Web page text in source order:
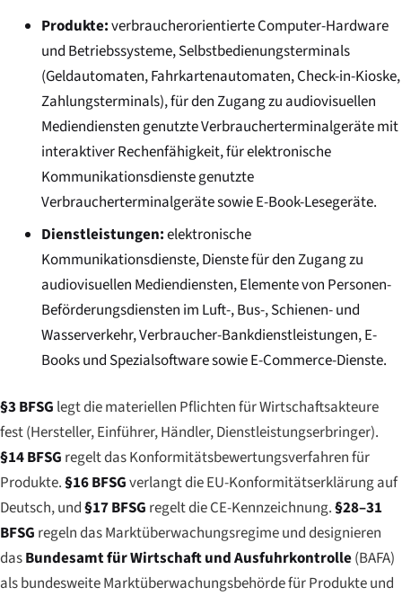
Produkte:verbraucherorientierte Computer-Hardware
und Betriebssysteme, Selbstbedienungsterminals
(Geldautomaten, Fahrkartenautomaten, Check-in-Kioske,
Zahlungsterminals), für den Zugang zu audiovisuellen
Mediendiensten genutzte Verbraucherterminalgeräte mit
interaktiver Rechenfähigkeit, für elektronische
Kommunikationsdienste genutzte
Verbraucherterminalgeräte sowie E-Book-Lesegeräte.
Dienstleistungen:elektronische
Kommunikationsdienste, Dienste für den Zugang zu
audiovisuellen Mediendiensten, Elemente von Personen-
Beförderungsdiensten im Luft-, Bus-, Schienen- und
Wasserverkehr, Verbraucher-Bankdienstleistungen, E-
Books und Spezialsoftware sowie E-Commerce-Dienste.
§3 BFSG legt die materiellen Pflichten für Wirtschaftsakteure
fest (Hersteller, Einführer, Händler, Dienstleistungserbringer).
§14 BFSG regelt das Konformitätsbewertungsverfahren für
Produkte.§16 BFSGverlangt die EU-Konformitätserklärung auf
Deutsch, und§17 BFSG regelt die CE-Kennzeichnung.§28–31
BFSG regeln das Marktüberwachungsregime und designieren
dasBundesamt für Wirtschaft und Ausfuhrkontrolle(BAFA)
als bundesweite Marktüberwachungsbehörde für Produkte und